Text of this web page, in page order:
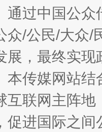
通过中国公
众/公民/大众
展，最终实
本传媒网站
互联网主阵
促进国际之